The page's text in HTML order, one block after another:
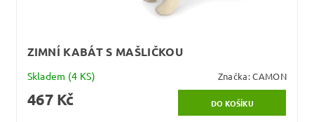
ZIMNÍ KABÁT S MAŠLIČKOU
Skladem (4 KS) Značka:CAMON
467 Kč